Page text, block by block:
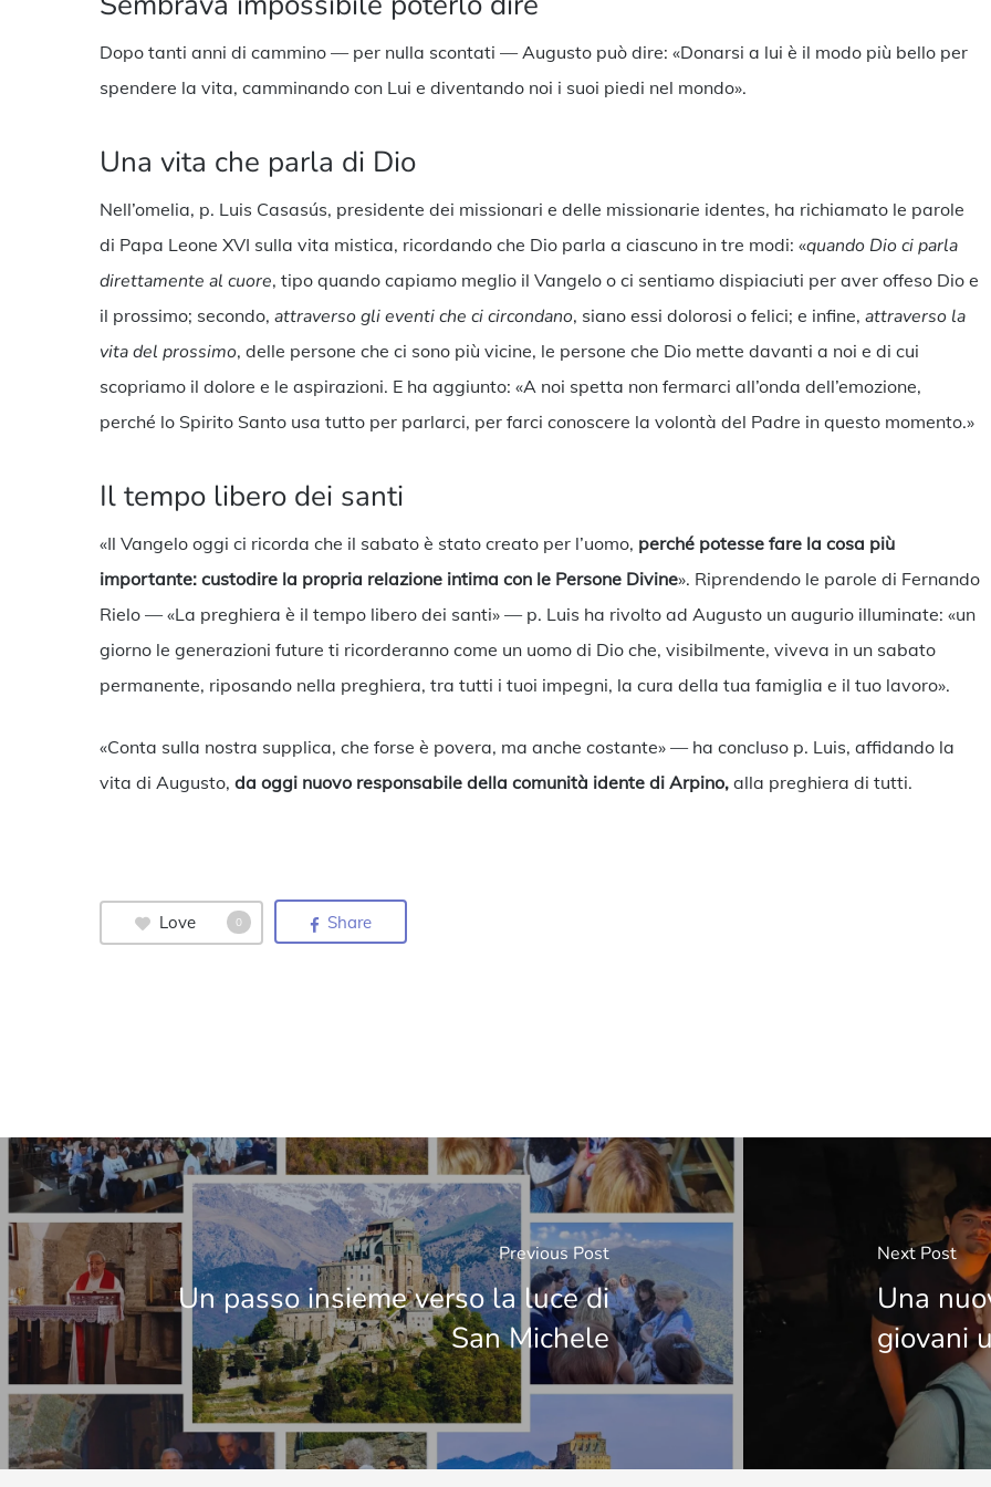
Dopo tanti anni di cammino — per nulla scontati — Augusto può dire: «Donarsi a lui è il modo più bello per
spendere la vita, camminando con Lui e diventando noi i suoi piedi nel mondo».
Una vita che parla di Dio
Nell’omelia, p. Luis Casasús, presidente dei missionari e delle missionarie identes, ha richiamato le parole
di Papa Leone XVI sulla vita mistica, ricordando che Dio parla a ciascuno in tre modi: «quando Dio ci parla
direttamente al cuore, tipo quando capiamo meglio il Vangelo o ci sentiamo dispiaciuti per aver offeso Dio e
il prossimo; secondo, attraverso gli eventi che ci circondano, siano essi dolorosi o felici; e infine, attraverso la
vita del prossimo, delle persone che ci sono più vicine, le persone che Dio mette davanti a noi e di cui
scopriamo il dolore e le aspirazioni. E ha aggiunto: «A noi spetta non fermarci all’onda dell’emozione,
perché lo Spirito Santo usa tutto per parlarci, per farci conoscere la volontà del Padre in questo momento.»
Il tempo libero dei santi
«Il Vangelo oggi ci ricorda che il sabato è stato creato per l’uomo, perché potesse fare la cosa più
importante: custodire la propria relazione intima con le Persone Divine». Riprendendo le parole di Fernando
Rielo — «La preghiera è il tempo libero dei santi» — p. Luis ha rivolto ad Augusto un augurio illuminate: «un
giorno le generazioni future ti ricorderanno come un uomo di Dio che, visibilmente, viveva in un sabato
permanente, riposando nella preghiera, tra tutti i tuoi impegni, la cura della tua famiglia e il tuo lavoro».
«Conta sulla nostra supplica, che forse è povera, ma anche costante» — ha concluso p. Luis, affidando la
vita di Augusto, da oggi nuovo responsabile della comunità idente di Arpino, alla preghiera di tutti.
Love 0 Share
Previous Post
Un passo insieme verso la luce di
San Michele
Next Post
Una
giovani